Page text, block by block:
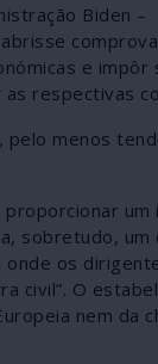
Biden –
e impôr
respectivas
menos
um
sobretudo, um
onde os
civil”. O
nem da